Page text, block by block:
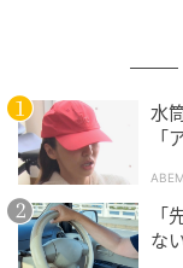
水
「
「
な